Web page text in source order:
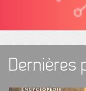
Dernières